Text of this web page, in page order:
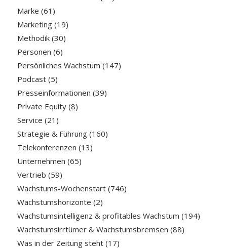
Marke (61)
Marketing(19)
Methodik(30)
Personen (6)
Persönliches Wachstum (147)
Podcast(5)
Presseinformationen (39)
Private Equity(8)
Service (21)
Strategie & Führung(160)
Telekonferenzen (13)
Unternehmen (65)
Vertrieb (59)
Wachstums-Wochenstart(746)
Wachstumshorizonte (2)
Wachstumsintelligenz & profitables Wachstum (194)
Wachstumsirrtümer & Wachstumsbremsen (88)
Was in der Zeitung steht(17)